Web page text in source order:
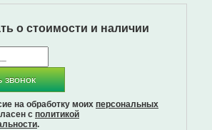
о стоимости и наличии
звонок
на обработку моих персональных
с политикой
.